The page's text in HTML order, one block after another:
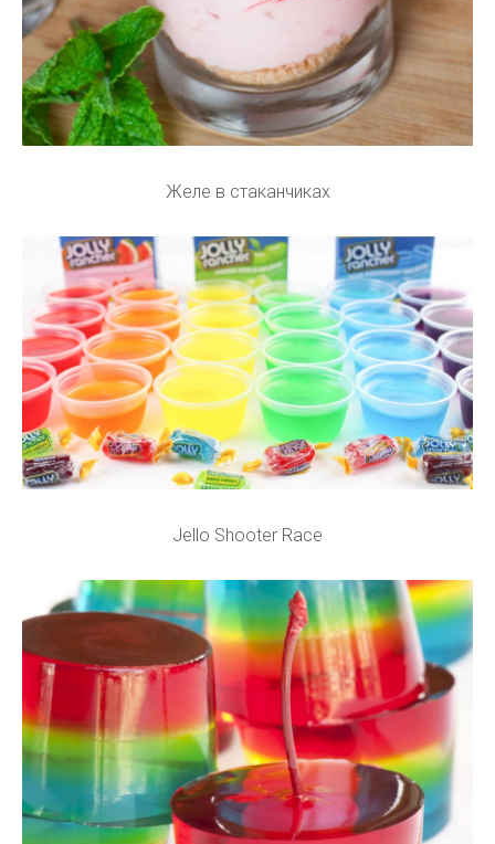
Желе в стаканчиках
Jello Shooter Race